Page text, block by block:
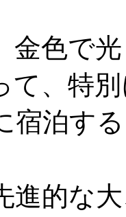
金色で
て、特
宿泊す
進的な